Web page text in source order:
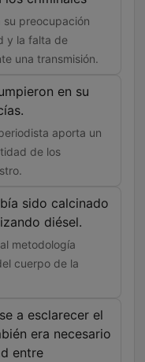
su preocupación
y la falta de
una transmisión.
en su
aporta un
de los
sido calcinado
diésel.
metodología
cuerpo de la
a esclarecer el
era necesario
entre